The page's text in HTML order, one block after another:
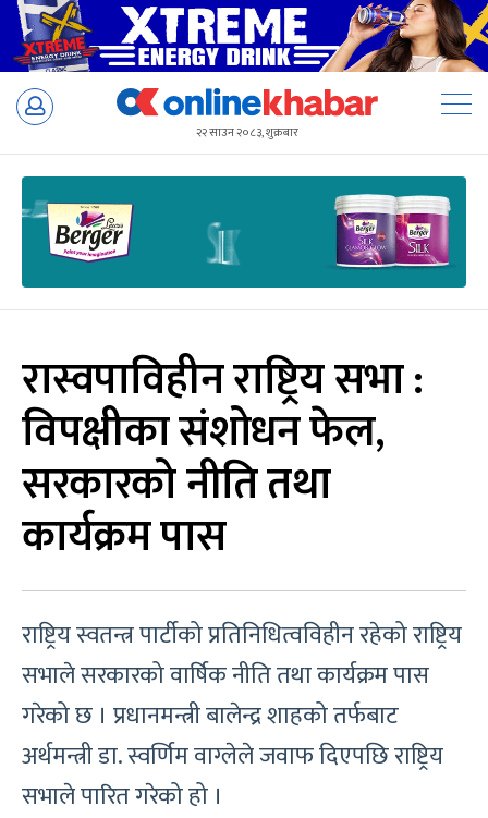
Skip
२२ साउन २०८३, शुक्रबार
रास्वपाविहीन राष्ट्रिय सभा :
विपक्षीका संशोधन फेल,
सरकारको नीति तथा
कार्यक्रम पास
राष्ट्रिय स्वतन्त्र पार्टीको प्रतिनिधित्वविहीन रहेको राष्ट्रिय
सभाले सरकारको वार्षिक नीति तथा कार्यक्रम पास
गरेको छ । प्रधानमन्त्री बालेन्द्र शाहको तर्फबाट
अर्थमन्त्री डा. स्वर्णिम वाग्लेले जवाफ दिएपछि राष्ट्रिय
सभाले पारित गरेको हो ।